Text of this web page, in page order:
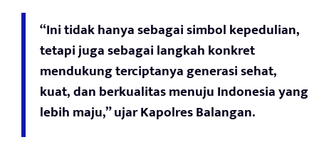
“Ini tidak hanya sebagai simbol kepedulian,
tetapi juga sebagai langkah konkret
mendukung terciptanya generasi sehat,
kuat, dan berkualitas menuju Indonesia yang
lebih maju,” ujar Kapolres Balangan.